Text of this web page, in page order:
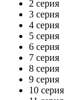
2 серия
3 серия
4 серия
5 серия
6 серия
7 серия
8 серия
9 серия
10 серия